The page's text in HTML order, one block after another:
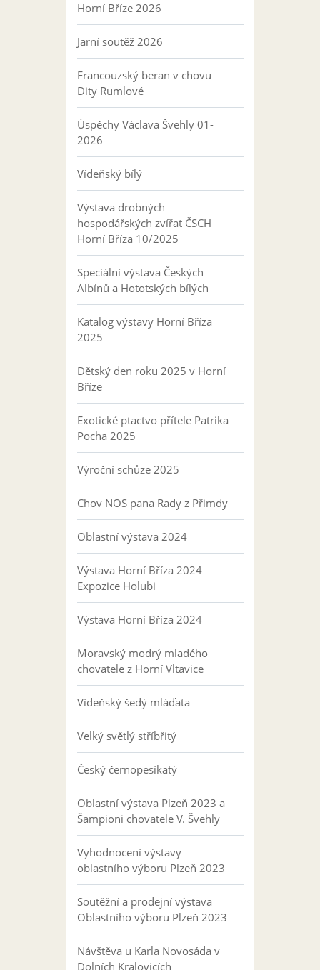
Horní Bříze 2026
Jarní soutěž 2026
Francouzský beran v chovu
Dity Rumlové
Úspěchy Václava Švehly 01-
2026
Vídeňský bílý
Výstava drobných
hospodářských zvířat ČSCH
Horní Bříza 10/2025
Speciální výstava Českých
Albínů a Hototských bílých
Katalog výstavy Horní Bříza
2025
Dětský den roku 2025 v Horní
Bříze
Exotické ptactvo přítele Patrika
Pocha 2025
Výroční schůze 2025
Chov NOS pana Rady z Přimdy
Oblastní výstava 2024
Výstava Horní Bříza 2024
Expozice Holubi
Výstava Horní Bříza 2024
Moravský modrý mladého
chovatele z Horní Vltavice
Vídeňský šedý mláďata
Velký světlý stříbřitý
Český černopesíkatý
Oblastní výstava Plzeň 2023 a
Šampioni chovatele V. Švehly
Vyhodnocení výstavy
oblastního výboru Plzeň 2023
Soutěžní a prodejní výstava
Oblastního výboru Plzeň 2023
Návštěva u Karla Novosáda v
Dolních Kralovicích